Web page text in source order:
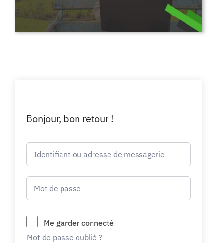
Bonjour, bon retour !
Me garder connecté
Mot de passe oublié ?